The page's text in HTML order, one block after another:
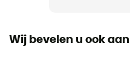
Wij bevelen u ook aan